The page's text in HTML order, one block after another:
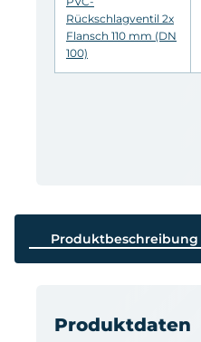
Rückschlagventil 2x
Flansch 110 mm (DN
100)
Produktbeschreibung
Produktdaten